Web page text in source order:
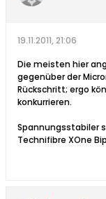
19.11.2011, 21:06
Die meisten hier
gegenüber der
Rückschritt; ergo
konkurrieren.
Spannungsstabiler
Technifibre XOne